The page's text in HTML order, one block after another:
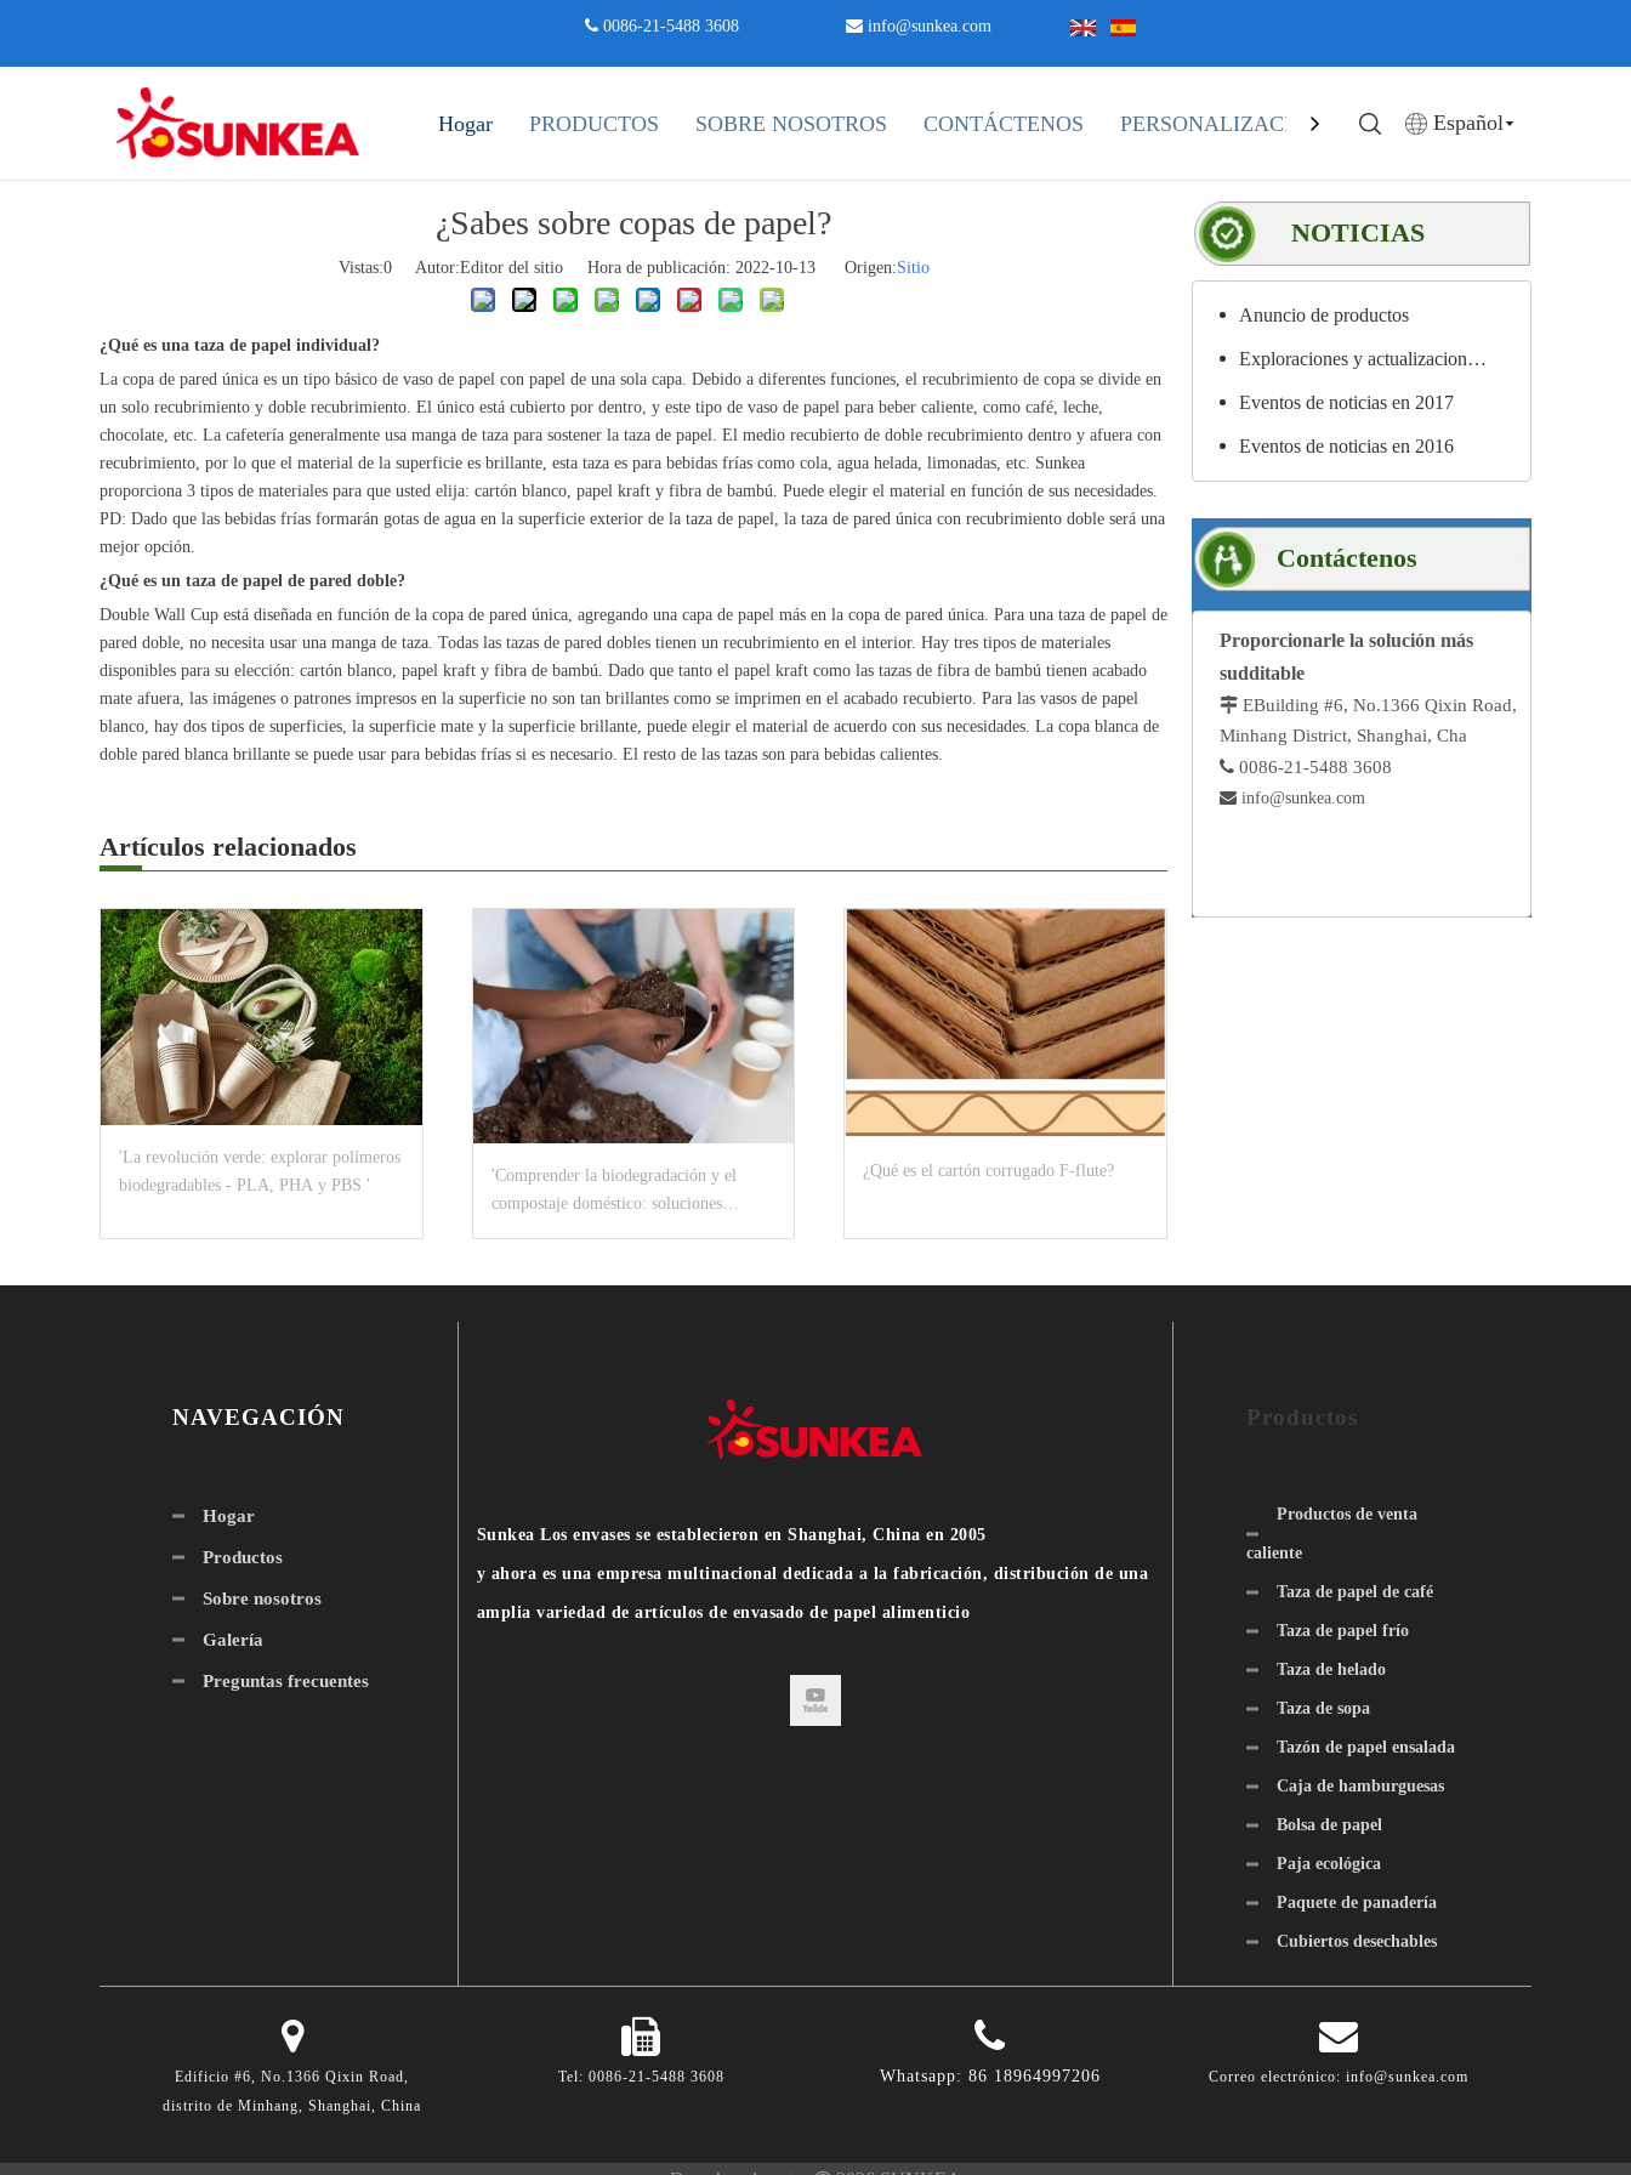
 0086-21-5488 3608  info@sunkea.com
Hogar PRODUCTOS SOBRE NOSOTROS CONTÁCTENOS PERSONALIZACIÓN EN STOCKEspañol
¿Sabes sobre copas de papel?
Vistas:0Autor:Editor del sitio Hora de publicación: 2022-10-13 Origen:Sitio
¿Qué es una taza de papel individual?
La copa de pared única es un tipo básico de vaso de papel con papel de una sola capa. Debido a diferentes funciones, el recubrimiento de copa se divide en
un solo recubrimiento y doble recubrimiento. El único está cubierto por dentro, y este tipo de vaso de papel para beber caliente, como café, leche,
chocolate, etc. La cafetería generalmente usa manga de taza para sostener la taza de papel. El medio recubierto de doble recubrimiento dentro y afuera con
recubrimiento, por lo que el material de la superficie es brillante, esta taza es para bebidas frías como cola, agua helada, limonadas, etc. Sunkea
proporciona 3 tipos de materiales para que usted elija: cartón blanco, papel kraft y fibra de bambú. Puede elegir el material en función de sus necesidades.
PD: Dado que las bebidas frías formarán gotas de agua en la superficie exterior de la taza de papel, la taza de pared única con recubrimiento doble será una
mejor opción.
¿Qué es un taza de papel de pared doble?
Double Wall Cup está diseñada en función de la copa de pared única, agregando una capa de papel más en la copa de pared única. Para una taza de papel de
pared doble, no necesita usar una manga de taza. Todas las tazas de pared dobles tienen un recubrimiento en el interior. Hay tres tipos de materiales
disponibles para su elección: cartón blanco, papel kraft y fibra de bambú. Dado que tanto el papel kraft como las tazas de fibra de bambú tienen acabado
mate afuera, las imágenes o patrones impresos en la superficie no son tan brillantes como se imprimen en el acabado recubierto. Para las vasos de papel
blanco, hay dos tipos de superficies, la superficie mate y la superficie brillante, puede elegir el material de acuerdo con sus necesidades. La copa blanca de
doble pared blanca brillante se puede usar para bebidas frías si es necesario. El resto de las tazas son para bebidas calientes.
Artículos relacionados
'La revolución verde: explorar polímeros
biodegradables - PLA, PHA y PBS '
'Comprender la biodegradación y el
compostaje doméstico: soluciones
¿Qué es el cartón corrugado F-flute?
NOTICIAS
Anuncio de productos
Exploraciones y actualizaciones de materiales
Eventos de noticias en 2017
Eventos de noticias en 2016
Contáctenos
Proporcionarle la solución más
sudditable
 EBuilding #6, No.1366 Qixin Road,
Minhang District, Shanghai, Cha
 0086-21-5488 3608
 info@sunkea.com
NAVEGACIÓN
Hogar
Productos
Sobre nosotros
Galería
Preguntas frecuentes
Sunkea Los envases se establecieron en Shanghai, China en 2005
y ahora es una empresa multinacional dedicada a la fabricación, distribución de una
amplia variedad de artículos de envasado de papel alimenticio
Productos
Productos de venta
caliente
Taza de papel de café
Taza de papel frío
Taza de helado
Taza de sopa
Tazón de papel ensalada
Caja de hamburguesas
Bolsa de papel
Paja ecológica
Paquete de panadería
Cubiertos desechables
Edificio #6, No.1366 Qixin Road,
distrito de Minhang, Shanghai, China
Tel: 0086-21-5488 3608 Whatsapp: 86 18964997206 Correo electrónico:info@sunkea.com